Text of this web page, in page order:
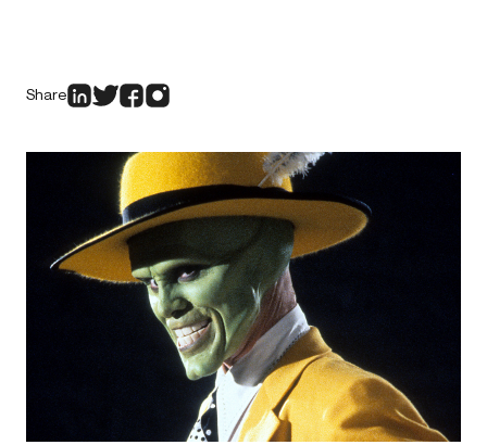
Share